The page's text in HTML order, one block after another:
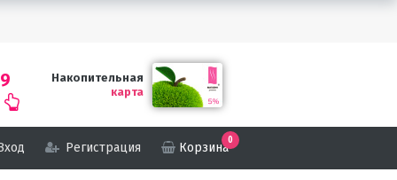
Накопительная
карта
Регистрация Корзина
0